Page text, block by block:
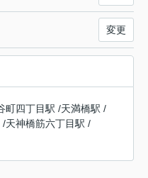
変更
町四丁目駅 /天満橋駅 /
/天神橋筋六丁目駅 /